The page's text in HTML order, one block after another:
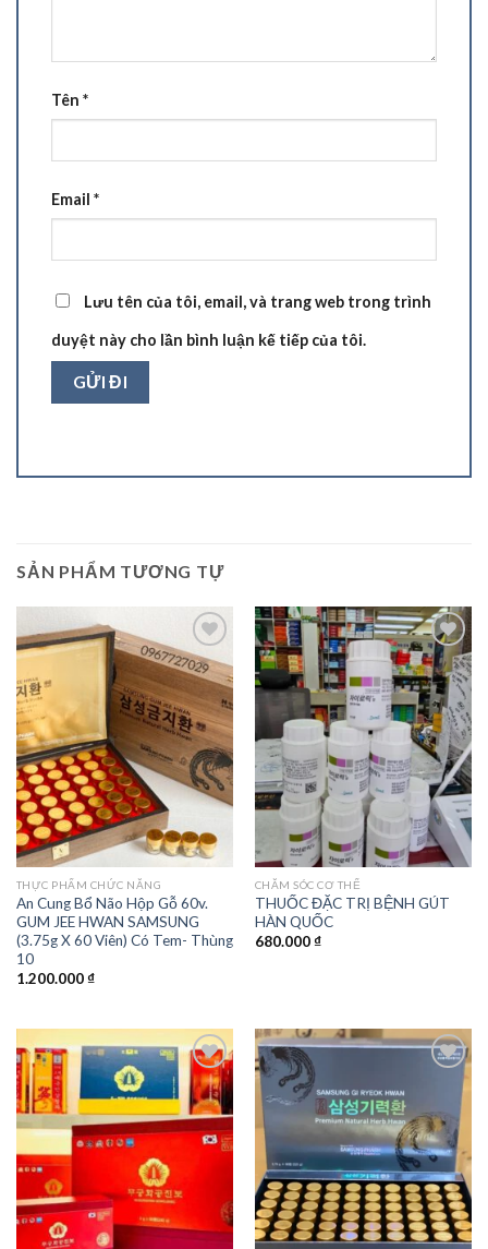
Tên *
Email *
Lưu tên của tôi, email, và trang web trong trình
duyệt này cho lần bình luận kế tiếp của tôi.
SẢN PHẨM TƯƠNG TỰ
Add to
wishlist
THỰC PHẨM CHỨC NĂNG
An Cung Bổ Não Hộp Gỗ 60v.
GUM JEE HWAN SAMSUNG
(3.75g X 60 Viên) Có Tem- Thùng
10
1.200.000₫
Add to
wishlist
CHĂM SÓC CƠ THỂ
THUỐC ĐẶC TRỊ BỆNH GÚT
HÀN QUỐC
680.000₫
Add to
wishlist
Add to
wishlist